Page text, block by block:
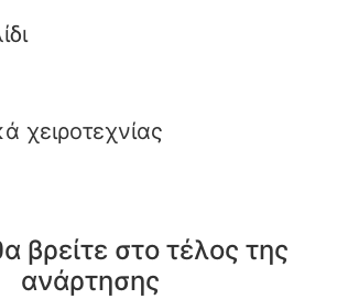
χειροτεχνίας
βρείτε στο τέλος της
ανάρτησης